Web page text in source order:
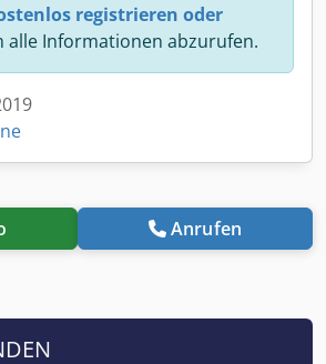
registrieren oder
alle Informationen abzurufen.
Anrufen